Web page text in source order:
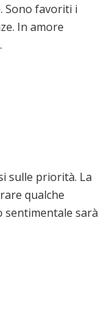
Sono favoriti i
In amore
sulle priorità. La
qualche
sentimentale sarà